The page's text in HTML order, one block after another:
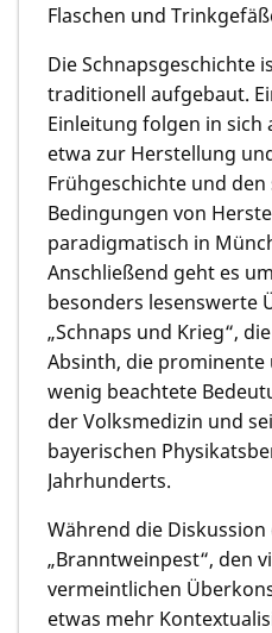
Flaschen und
Die Schnapsgeschichte
traditionell aufgebaut.
Einleitung folgen in sich
etwa zur Herstellung
Frühgeschichte und den
Bedingungen von
paradigmatisch in
Anschließend geht es
besonders lesenswerte
„Schnaps und Krieg“,
Absinth, die prominente
wenig beachtete
der Volksmedizin und
bayerischen
Jahrhunderts.
Während die
„Branntweinpest“, den
vermeintlichen
etwas mehr